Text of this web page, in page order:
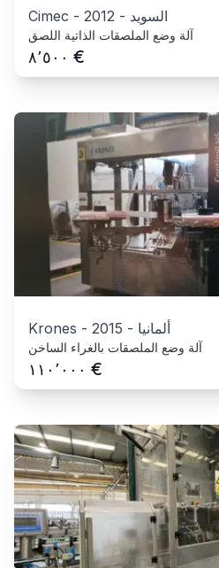
Cimec - 2012 - السويد
آلة وضع الملصقات الذاتية اللصق
٨٬٥٠٠ €
Krones - 2015 - ألمانيا
آلة وضع الملصقات بالغراء الساخن
١١٠٬٠٠٠ €